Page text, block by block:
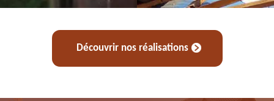
Découvrir nos réalisations